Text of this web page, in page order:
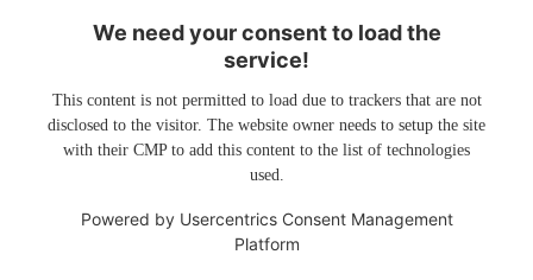
We need your consent to load the
service!
This content is not permitted to load due to trackers that are not
disclosed to the visitor. The website owner needs to setup the site
with their CMP to add this content to the list of technologies
used.
Powered by Usercentrics Consent Management
Platform